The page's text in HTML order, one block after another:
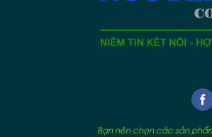
Bạn nên chọn các sản